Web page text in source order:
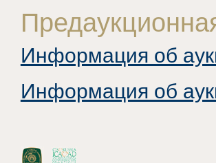
Информация об
Информация об